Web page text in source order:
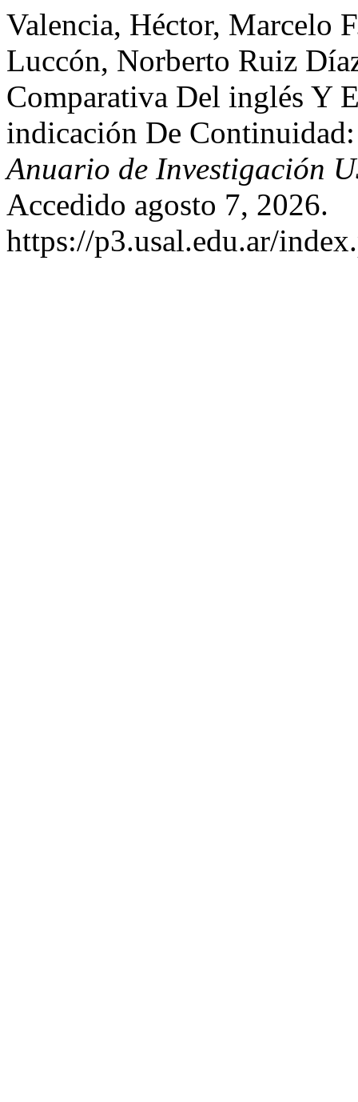
Valencia, Héctor, Marcelo
Luccón, Norberto Ruiz
Comparativa Del inglés Y
indicación De
Anuario de Investigación
Accedido agosto 7, 2026.
https://p3.usal.edu.ar/